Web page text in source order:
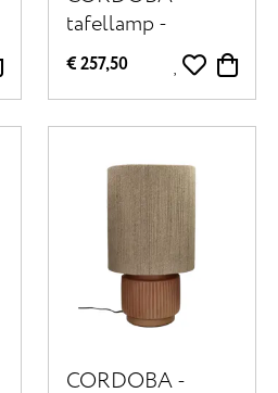
tafellamp -
terracotta / stof -
DIA 25 x H 44 cm
- wit
€ 257,50
CORDOBA -